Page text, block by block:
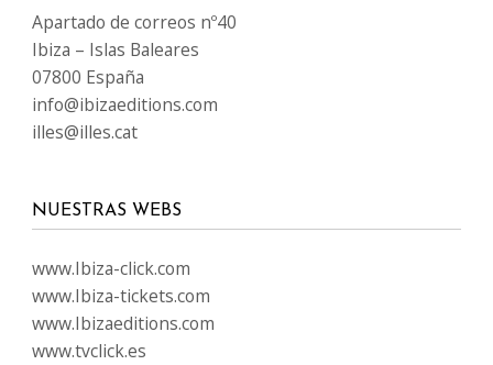
Apartado de correos nº40
Ibiza – Islas Baleares
07800 España
info@ibizaeditions.com
illes@illes.cat
NUESTRAS WEBS
www.Ibiza-click.com
www.Ibiza-tickets.com
www.Ibizaeditions.com
www.tvclick.es